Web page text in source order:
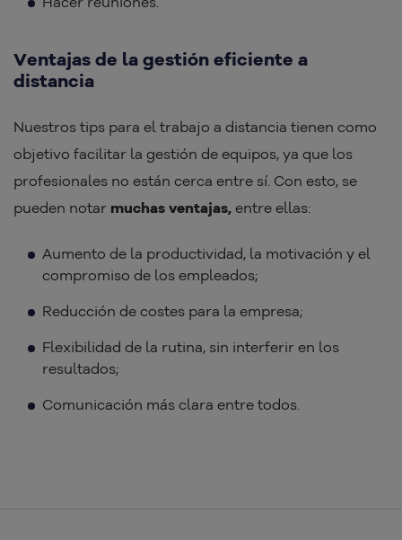
Ventajas de la gestión eficiente a
distancia
Nuestros tips para el trabajo a distancia tienen como
objetivo facilitar la gestión de equipos, ya que los
profesionales no están cerca entre sí. Con esto, se
pueden notar muchas ventajas, entre ellas:
Aumento de la productividad, la motivación y el
compromiso de los empleados;
Reducción de costes para la empresa;
Flexibilidad de la rutina, sin interferir en los
resultados;
Comunicación más clara entre todos.